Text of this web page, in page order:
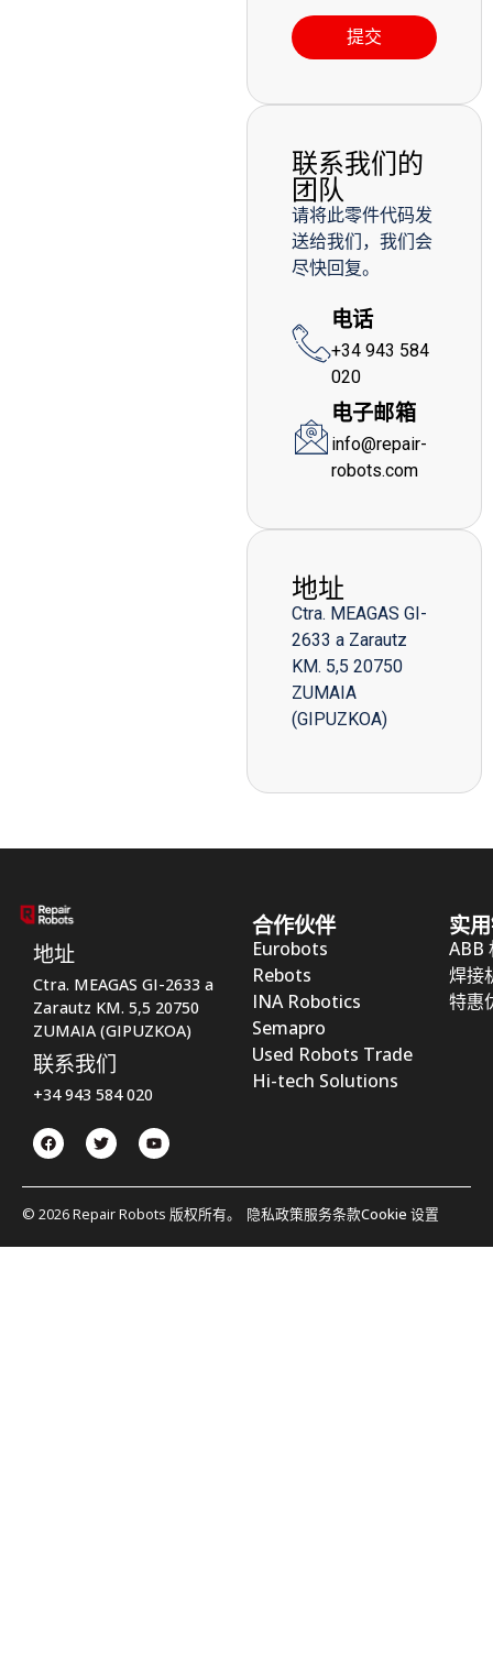
提交
联系我们的
团队
请将此零件代码发
送给我们，我们会
尽快回复。
电话
+34 943 584
020
电子邮箱
info@repair-
robots.com
地址
Ctra. MEAGAS GI-
2633 a Zarautz
KM. 5,5 20750
ZUMAIA
(GIPUZKOA)
地址
Ctra. MEAGAS GI-2633 a
Zarautz KM. 5,5 20750
ZUMAIA (GIPUZKOA)
联系我们
+34 943 584 020
合作伙伴
Eurobots
Rebots
INA Robotics
Semapro
Used Robots Trade
Hi-tech Solutions
实
ABB
焊接
特惠
© 2026 Repair Robots 版权所有。 隐私政策服务条款Cookie 设置